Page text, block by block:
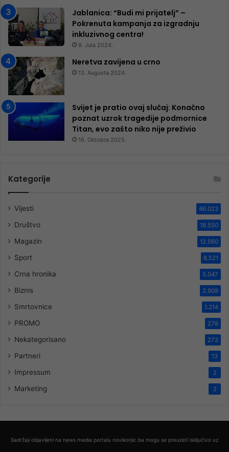
Jablanica: “Budi mi prijatelj” –
Pokrenuta kampanja za izgradnju
inkluzivnog centra!
9. Jula 2024.
Neretva zavijena u crno
13. Augusta 2024.
Svijet je pratio ovaj slučaj: Konačno
poznat uzrok tragedije podmornice
Titan, evo zašto niko nije preživio
16. Oktobra 2025.
Kategorije
Vijesti 46.023
Društvo 18.550
Magazin 12.560
Sport 8.521
Crna hronika 5.047
Biznis 2.909
Smrtovnice 1.214
PROMO 278
Nekategorisano 273
Partneri 13
Impressum 2
Marketing 2
Sadržaji objavljeni na news media portalu novikonjic.ba mogu se preuzeti isključivo uz